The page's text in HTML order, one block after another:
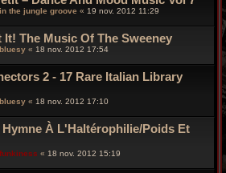
in the jungle groove « 19 nov. 2012 11:29
It! The Music Of The Sweeney
bluesy « 18 nov. 2012 17:54
2 - 17 Rare Italian Library
bluesy « 18 nov. 2012 17:10
À L'Haltérophilie/Poids Et
funkiness « 18 nov. 2012 15:19